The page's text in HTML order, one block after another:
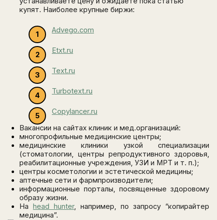
купят. Наиболее крупные биржи:
Advego.com
Etxt.ru
Text.ru
Turbotext.ru
Copylancer.ru
Вакансии на сайтах клиник и мед.организаций:
многопрофильные медицинские центры;
медицинские клиники узкой специализации
(стоматологии, центры репродуктивного здоровья,
реабилитационные учреждения, УЗИ и МРТ и т. п.);
центры косметологии и эстетической медицины;
аптечные сети и фармпроизводители;
информационные порталы, посвященные здоровому
образу жизни.
На head hunter, например, по запросу “копирайтер
медицина”.